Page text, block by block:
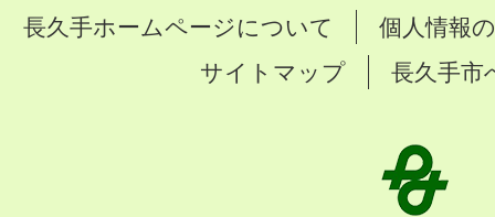
長久手ホームページについて
個人情報
サイトマップ
長久手市